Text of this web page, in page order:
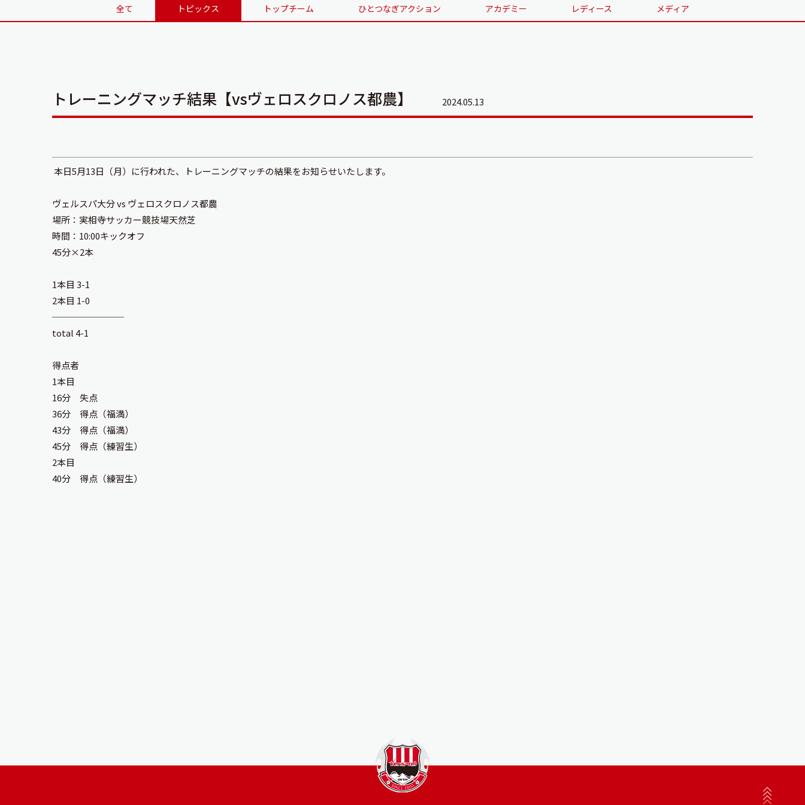
全て トピックス トップチーム ひとつなぎアクション アカデミー レディース メディア
トレーニングマッチ結果【vsヴェロスクロノス都農】 2024.05.13
本日5月13日（月）に行われた、トレーニングマッチの結果をお知らせいたします。
ヴェルスパ大分 vs ヴェロスクロノス都農
場所：実相寺サッカー競技場天然芝
時間：10:00キックオフ
45分×2本
1本目 3-1
2本目 1-0
────────
total 4-1
得点者
1本目
16分 失点
36分 得点（福満）
43分 得点（福満）
45分 得点（練習生）
2本目
40分 得点（練習生）